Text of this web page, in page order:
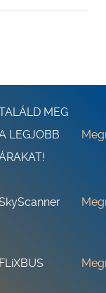
MEG
LEGJOBB
FLiXBUS